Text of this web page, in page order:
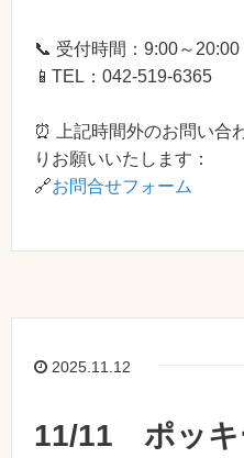
📞 受付時間：9:00～20:00
📱TEL：042-519-6365
⏰ 上記時間外のお問い合
りお願いいたします：
🔗お問合せフォーム
2025.11.12
11/11 ポッキ